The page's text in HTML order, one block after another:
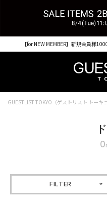
【for NEW MEMBER】新規会員
GUESTLIST TOKYO（ゲストリスト トーキ
0
FILTER